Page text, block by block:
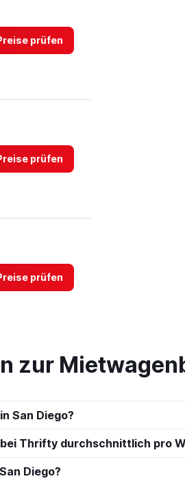
prüfen
prüfen
prüfen
zur
San Diego?
Thrifty durchschnittlich pro
Diego?